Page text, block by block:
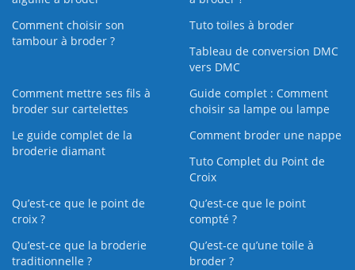
Comment choisir son
tambour à broder ?
Tuto toiles à broder
Tableau de conversion DMC
vers DMC
Comment mettre ses fils à
broder sur cartelettes
Guide complet : Comment
choisir sa lampe ou lampe
Le guide complet de la
broderie diamant
Comment broder une nappe
Tuto Complet du Point de
Croix
Qu’est-ce que le point de
croix ?
Qu’est-ce que le point
compté ?
Qu’est-ce que la broderie
traditionnelle ?
Qu’est‑ce qu’une toile à
broder ?